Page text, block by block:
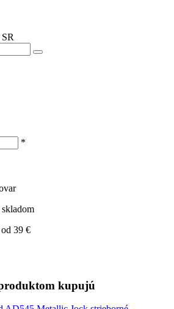
*
39 €
kupujú